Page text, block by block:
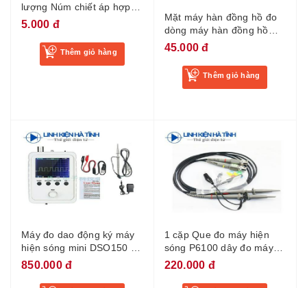
lượng Núm chiết áp hợp
kim nhôm cao cấp 13 *
5.000 đ
Thêm giỏ hàng
Mặt máy hàn đồng hồ đo
dòng máy hàn đồng hồ
hiển thị dòng máy hàn loại
45.000 đ
Thêm giỏ hàng
Máy đo dao động ký máy
hiện sóng mini DSO150 đủ
phụ kiện
850.000 đ
1 cặp Que đo máy hiện
sóng P6100 dây đo máy
hiện sóng 100MHZ
220.000 đ